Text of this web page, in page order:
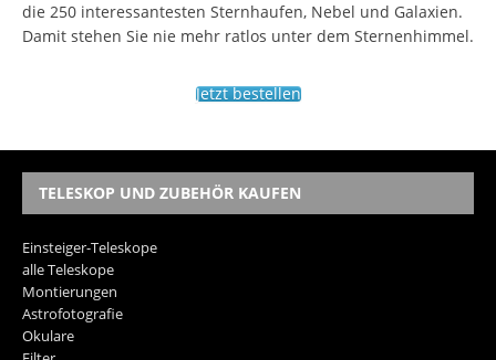
die 250 interessantesten Sternhaufen, Nebel und Galaxien.
Damit stehen Sie nie mehr ratlos unter dem Sternenhimmel.
Jetzt bestellen
TELESKOP UND ZUBEHÖR KAUFEN
Einsteiger-Teleskope
alle Teleskope
Montierungen
Astrofotografie
Okulare